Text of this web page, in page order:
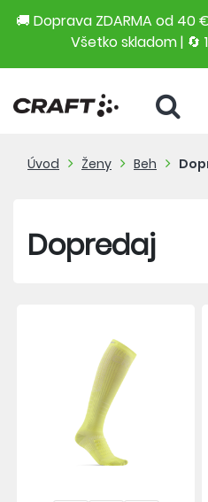
🚚 Doprava ZDARMA od 40
Všetko skladom |
Úvod Ženy Beh
Dopredaj